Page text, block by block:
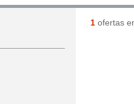
1ofertas